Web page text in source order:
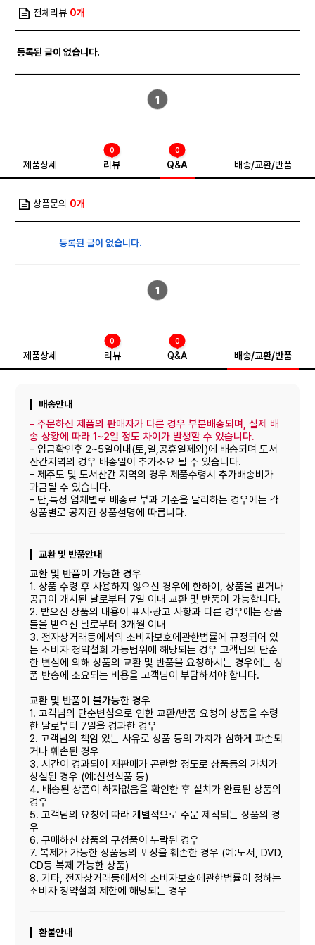
전체리뷰 0개
등록된 글이 없습니다.
1
제품상세 리뷰
0
Q&A
0
배송/교환/반품
상품문의 0개
등록된 글이 없습니다.
1
제품상세 리뷰
0
Q&A
0
배송/교환/반품
배송안내
-주문하신 제품의 판매자가 다른 경우 부분배송되며, 실제 배
송 상황에 따라 1~2일 정도 차이가 발생할 수 있습니다.
- 입금확인후 2~5일이내(토,일,공휴일제외)에 배송되며 도서
산간지역의 경우 배송일이 추가소요 될 수 있습니다.
- 제주도 및 도서산간 지역의 경우 제품수령시 추가배송비가
과금될 수 있습니다.
- 단,특정 업체별로 배송료 부과 기준을 달리하는 경우에는 각
상품별로 공지된 상품설명에 따릅니다.
교환 및 반품안내
교환 및 반품이 가능한 경우
1. 상품 수령 후 사용하지 않으신 경우에 한하여, 상품을 받거나
공급이 개시된 날로부터 7일 이내 교환 및 반품이 가능합니다.
2. 받으신 상품의 내용이 표시·광고 사항과 다른 경우에는 상품
들을 받으신 날로부터 3개월 이내
3. 전자상거래등에서의 소비자보호에관한법률에 규정되어 있
는 소비자 청약철회 가능범위에 해당되는 경우 고객님의 단순
한 변심에 의해 상품의 교환 및 반품을 요청하시는 경우에는 상
품 반송에 소요되는 비용을 고객님이 부담하셔야 합니다.
교환 및 반품이 불가능한 경우
1. 고객님의 단순변심으로 인한 교환/반품 요청이 상품을 수령
한 날로부터 7일을 경과한 경우
2. 고객님의 책임 있는 사유로 상품 등의 가치가 심하게 파손되
거나 훼손된 경우
3. 시간이 경과되어 재판매가 곤란할 정도로 상품등의 가치가
상실된 경우 (예:신선식품 등)
4. 배송된 상품이 하자없음을 확인한 후 설치가 완료된 상품의
경우
5. 고객님의 요청에 따라 개별적으로 주문 제작되는 상품의 경
우
6. 구매하신 상품의 구성품이 누락된 경우
7. 복제가 가능한 상품등의 포장을 훼손한 경우 (예:도서, DVD,
CD등 복제 가능한 상품)
8. 기타, 전자상거래등에서의 소비자보호에관한볍률이 정하는
소비자 청약철회 제한에 해당되는 경우
환불안내